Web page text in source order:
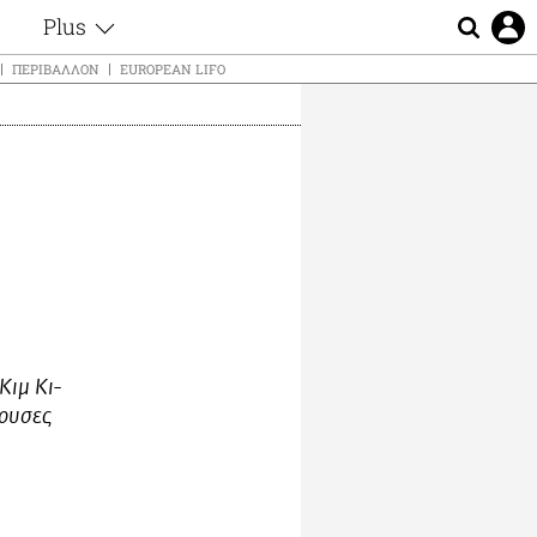
Plus
Θέματα
Videos
Επιλογές
ΠΕΡΙΒΆΛΛΟΝ EUROPEAN LIFO
Κι-